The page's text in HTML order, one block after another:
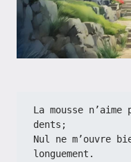
La mousse n’aime
dents;
Nul ne m’ouvre
longuement.